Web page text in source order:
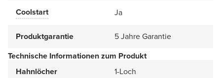
Coolstart Ja
Produktgarantie
5 Jahre Garantie
Technische Informationen zum Produkt
Hahnlöcher
1-Loch